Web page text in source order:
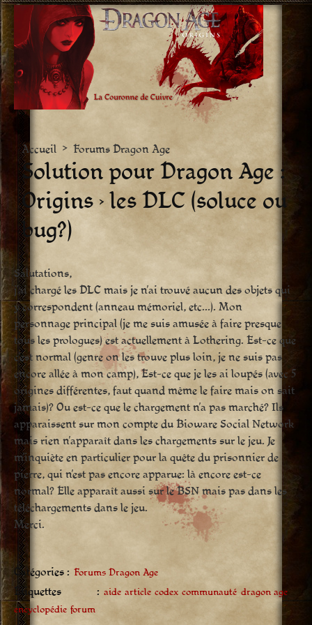
Aller
vers
le
contenu
Accueil > Forums Dragon Age
Solution pour Dragon Age :
Origins › les DLC (soluce ou
bug?)
Salutations,
j’ai chargé les DLC mais je n’ai trouvé aucun des objets qui
y correspondent (anneau mémoriel, etc…). Mon
personnage principal (je me suis amusée à faire presque
tous les prologues) est actuellement à Lothering. Est-ce que
c’est normal (genre on les trouve plus loin, je ne suis pas
encore allée à mon camp), Est-ce que je les ai loupés (avec 5
origines différentes, faut quand même le faire mais on sait
jamais)? Ou est-ce que le chargement n’a pas marché? Ils
apparaissent sur mon compte du Bioware Social Network
mais rien n’apparaît dans les chargements sur le jeu. Je
m’inquiète en particulier pour la quête du prisonnier de
pierre, qui n’est pas encore apparue: là encore est-ce
normal? Elle apparaît aussi sur le BSN mais pas dans les
téléchargements dans le jeu.
Merci.
Catégories : Forums Dragon Age
Étiquettes : aide article codex communauté dragon age
encyclopédie forum